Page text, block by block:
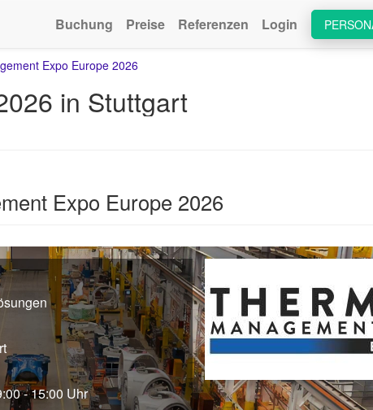
Buchung Preise Referenzen Login
Expo Europe 2026
in Stuttgart
Expo Europe 2026
- 15:00 Uhr